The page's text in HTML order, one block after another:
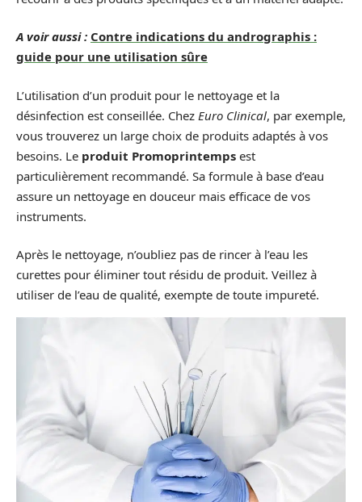
A voir aussi : Contre indications du andrographis :
guide pour une utilisation sûre
L’utilisation d’un produit pour le nettoyage et la
désinfection est conseillée. Chez Euro Clinical, par exemple,
vous trouverez un large choix de produits adaptés à vos
besoins. Le produit Promoprintemps est
particulièrement recommandé. Sa formule à base d’eau
assure un nettoyage en douceur mais efficace de vos
instruments.
Après le nettoyage, n’oubliez pas de rincer à l’eau les
curettes pour éliminer tout résidu de produit. Veillez à
utiliser de l’eau de qualité, exempte de toute impureté.